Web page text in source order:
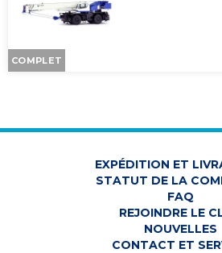
COMPLET
EXPÉDITION ET
STATUT DE LA
FAQ
REJOINDRE LE
NOUVELLES
CONTACT ET